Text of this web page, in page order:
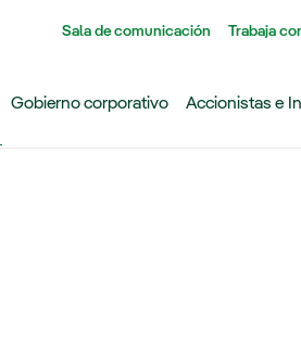
Sala de comunicación Trabaja
Gobierno corporativo Accionistas e